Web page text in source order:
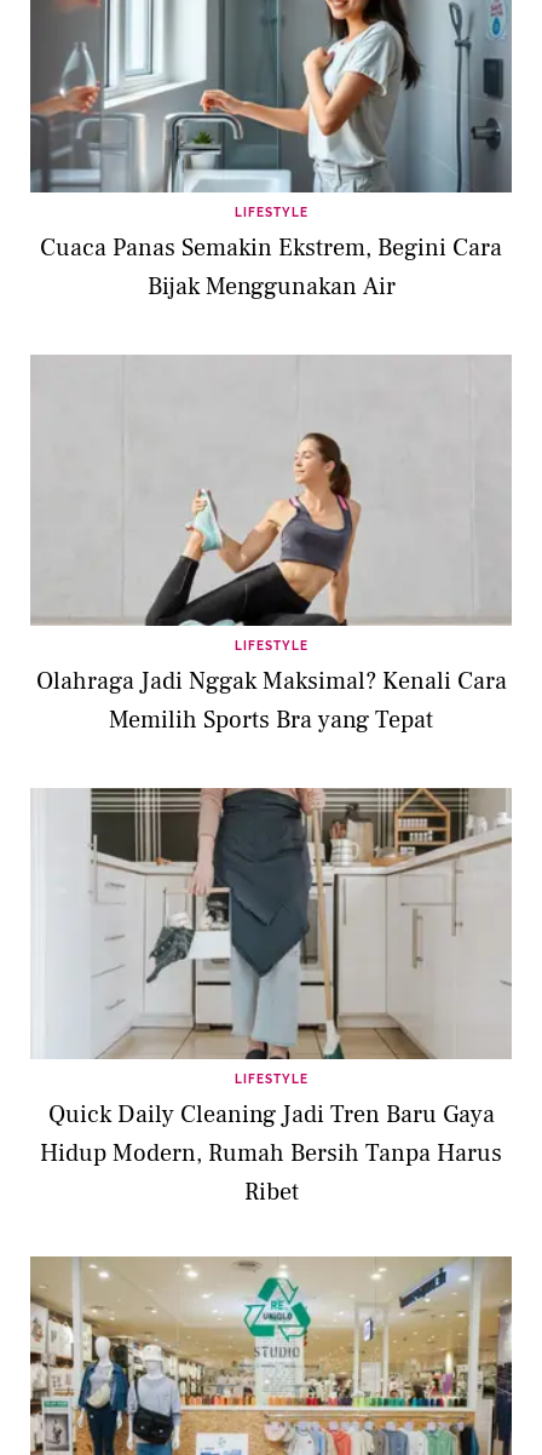
LIFESTYLE
Cuaca Panas Semakin Ekstrem, Begini Cara
Bijak Menggunakan Air
LIFESTYLE
Olahraga Jadi Nggak Maksimal? Kenali Cara
Memilih Sports Bra yang Tepat
LIFESTYLE
Quick Daily Cleaning Jadi Tren Baru Gaya
Hidup Modern, Rumah Bersih Tanpa Harus
Ribet